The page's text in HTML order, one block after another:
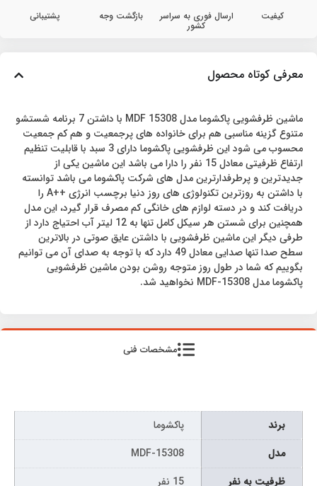
کیفیت ارسال فوری به سراسر
کشور
بازگشت وجه پشتیبانی
معرفی کوتاه محصول
ماشین ظرفشویی پاکشوما مدل MDF 15308 با داشتن 7 برنامه شستشو
متنوع گزینه مناسبی هم برای خانواده های پرجمعیت و هم کم جمعیت
محسوب می شود این ظرفشویی پاکشوما دارای 3 سبد با قابلیت تنظیم
ارتفاع ظرفیتی معادل 15 نفر را دارا می باشد این ماشین یکی از
جدیدترین و پرطرفدارترین مدل های شرکت پاکشوما می باشد توانسته
با داشتن به روزترین تکنولوژی های روز دنیا برچسب انرژی ++A را
دریافت کند و در دسته لوازم های خانگی کم مصرف قرار گیرد، این مدل
همچنین برای شستن هر سیکل کامل تنها به 12 لیتر آب احتیاج دارد از
طرفی دیگر این ماشین ظرفشویی با داشتن عایق صوتی در بالاترین
سطح صدا تنها صدایی معادل 49 دارد که با توجه به صدای آن می توانیم
بگوییم که شما در طول روز متوجه روشن بودن ماشین ظرفشویی
پاکشوما مدل MDF-15308 نخواهید شد.
مشخصات فنی
برند
پاکشوما
مدل
MDF-15308
ظرفیت به نفر
15 نفر